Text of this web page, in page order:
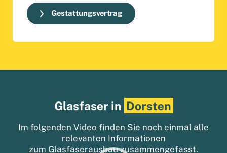
Gestattungsvertrag
Glasfaser in Dorsten
Im folgenden Video finden Sie noch einmal alle
relevanten Informationen
zum Glasfaserausbauzusammengefasst.